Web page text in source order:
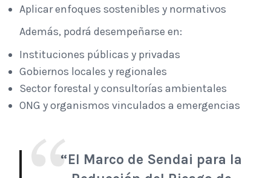
Aplicar enfoques sostenibles y normativos
Además, podrá desempeñarse en:
Instituciones públicas y privadas
Gobiernos locales y regionales
Sector forestal y consultorías ambientales
ONG y organismos vinculados a emergencias
“El Marco de Sendai para la